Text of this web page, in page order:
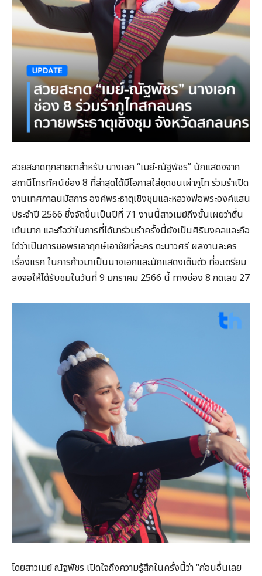
สวยสะกดทุกสายตาสำหรับ นางเอก “เมย์-ณัฐพัชร” นักแสดงจาก
สถานีโทรทัศน์ช่อง 8 ที่ล่าสุดได้มีโอกาสใส่ชุดชนเผ่าภูไท ร่วมรำเปิด
งานเทศกาลนมัสการ องค์พระธาตุเชิงชุมและหลวงพ่อพระองค์แสน
ประจำปี 2566 ซึ่งจัดขึ้นเป็นปีที่ 71 งานนี้สาวเมย์ถึงขั้นเผยว่าตื่น
เต้นมาก และถือว่าในการที่ได้มาร่วมรำครั้งนี้ยังเป็นศิริมงคลและถือ
ได้ว่าเป็นการขอพรเอาฤกษ์เอาชัยที่ละคร ตะนาวศรี ผลงานละคร
เรื่องแรก ในการก้าวมาเป็นนางเอกและนักแสดงเต็มตัว ที่จะเตรียม
ลงจอให้ได้รับชมในวันที่ 9 มกราคม 2566 นี้ ทางช่อง 8 กดเลข 27
โดยสาวเมย์ ณัฐพัชร เปิดใจถึงความรู้สึกในครั้งนี้ว่า “ก่อนอื่นเลย